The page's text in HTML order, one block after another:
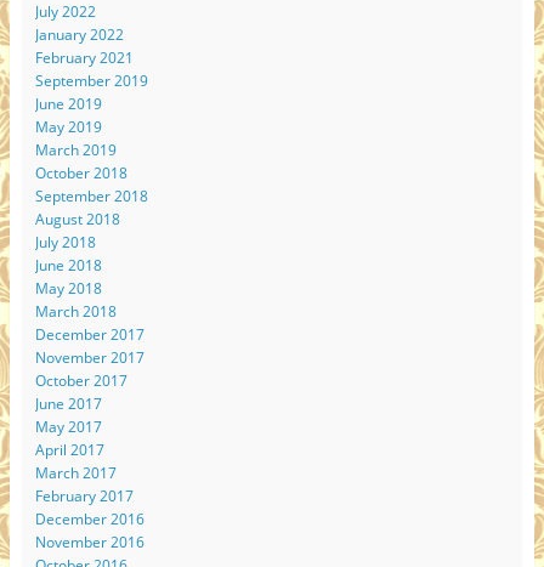
July 2022
January 2022
February 2021
September 2019
June 2019
May 2019
March 2019
October 2018
September 2018
August 2018
July 2018
June 2018
May 2018
March 2018
December 2017
November 2017
October 2017
June 2017
May 2017
April 2017
March 2017
February 2017
December 2016
November 2016